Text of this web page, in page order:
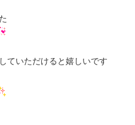
ていただけると嬉しいです